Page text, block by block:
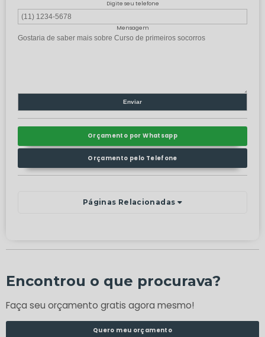
Digite seu telefone
Mensagem
Orçamento por Whatsapp
Orçamento pelo Telefone
Páginas Relacionadas
Encontrou o que procurava?
Faça seu orçamento gratis agora mesmo!
Quero meu orçamento